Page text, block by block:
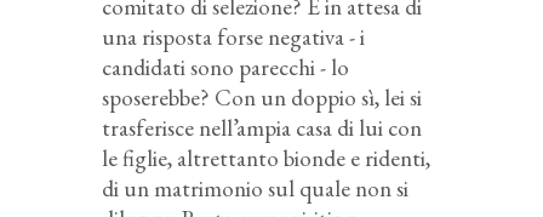
comitato di selezione? E in attesa di
una risposta forse negativa - i
candidati sono parecchi - lo
sposerebbe? Con un doppio sì, lei si
trasferisce nell’ampia casa di lui con
le figlie, altrettanto bionde e ridenti,
di un matrimonio sul quale non si